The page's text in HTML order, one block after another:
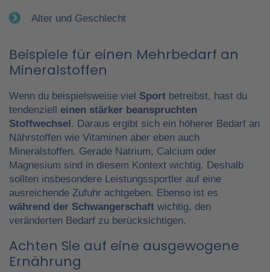
Alter und Geschlecht
Beispiele für einen Mehrbedarf an
Mineralstoffen
Wenn du beispielsweise viel Sport betreibst, hast du
tendenziell einen stärker beanspruchten
Stoffwechsel. Daraus ergibt sich ein höherer Bedarf an
Nährstoffen wie Vitaminen aber eben auch
Mineralstoffen. Gerade Natrium, Calcium oder
Magnesium sind in diesem Kontext wichtig. Deshalb
sollten insbesondere Leistungssportler auf eine
ausreichende Zufuhr achtgeben. Ebenso ist es
während der Schwangerschaft wichtig, den
veränderten Bedarf zu berücksichtigen.
Achten Sie auf eine ausgewogene
Ernährung